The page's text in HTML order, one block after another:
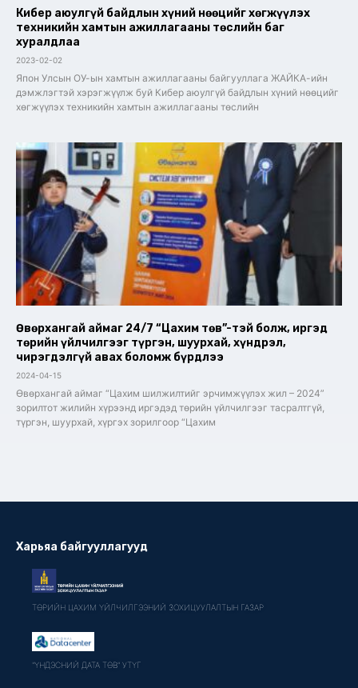
Кибер аюулгүй байдлын хүний нөөцийг хөгжүүлэх
техникийн хамтын ажиллагааны төслийн баг
хуралдлаа
2023-02-02
Япон Улсын ОУ-ын хамтын ажиллагааны байгууллага ЖАЙКА-ийн
дэмжлэгтэй хэрэгжүүлж буй Кибер аюулгүй байдлын хүний нөөцийг
хөгжүүлэх техникийн хамтын ажиллагааны төслийн
Өвөрхангай аймаг 24/7 “Цахим төв”-тэй болж, иргэд
төрийн үйлчилгээг түргэн, шуурхай, хүндрэл,
чирэгдэлгүй авах боломж бүрдлээ
2024-04-15
Өвөрхангай аймаг “Цахим шилжилтийг эрчимжүүлэх жил – 2024”
зорилтот жилийн хүрээнд иргэдэд төрийн үйлчилгээг тасралтгүй,
түргэн, шуурхай, хүргэх зорилгоор “Цахим
Харьяа байгууллагууд
ТӨРИЙН ЦАХИМ ҮЙЛЧИЛГЭЭНИЙ ЗОХИЦУУЛАЛТЫН ГАЗАР
"ҮНДЭСНИЙ ДАТА ТӨВ" УТҮГ